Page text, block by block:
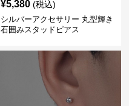
¥5,380 (税込)
シルバーアクセサリー 丸型輝き
石囲みスタッドピアス